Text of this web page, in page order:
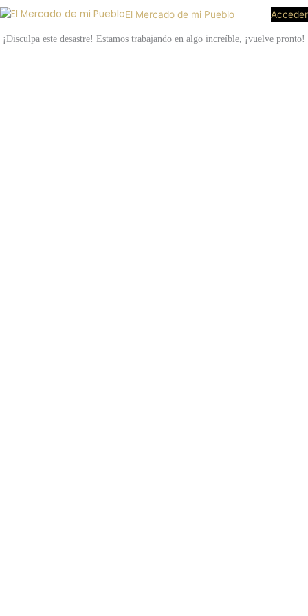
El Mercado de mi Pueblo Acceder
¡Disculpa este desastre! Estamos trabajando en algo increíble, ¡vuelve pronto!